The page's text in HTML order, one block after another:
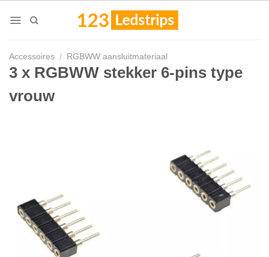
Accessoires / RGBWW aansluitmateriaal
3 x RGBWW stekker 6-pins type
vrouw